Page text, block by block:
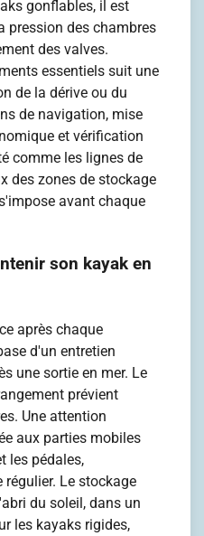
gonflables, il est
pression des chambres
des valves.
essentiels suit une
de la dérive ou du
de navigation, mise
et vérification
comme les lignes de
des zones de stockage
avant chaque
son kayak en
après chaque
d'un entretien
une sortie en mer. Le
prévient
Une attention
aux parties mobiles
les pédales,
Le stockage
du soleil, dans un
les kayaks rigides,